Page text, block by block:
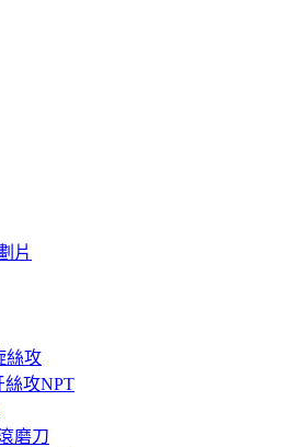
片
絲攻
絲攻NPT
磨刀